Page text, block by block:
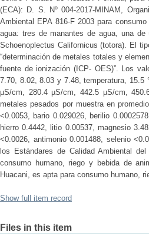
(ECA): D. S. Nº 004-2017-MINAM,
Ambiental EPA 816-F 2003 para
agua: tres de manantes de agua, una
Schoenoplectus Californicus (totora). El
“determinación de metales totales y
fuente de ionización (ICP- OES)”. Los
7.70, 8.02, 8.03 y 7.48, temperatura, 15.5
µS/cm, 280.4 µS/cm, 442.5 µS/cm,
metales pesados por muestra en
<0.0053, bario 0.029026, berilio
hierro 0.4442, litio 0.00537, magnesio
<0.0026, antimonio 0.001488, selenio
los Estándares de Calidad Ambiental
consumo humano, riego y bebida de
Huacani, es apta para consumo humano,
Show full item record
Files in this item